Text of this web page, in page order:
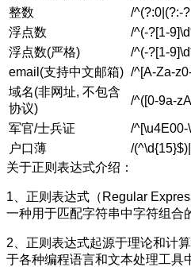
整数
/^(?:0|(?:-
浮点数
/^(-?[1-
浮点数(严格)
/^(-?[1-
email(支持中文邮箱) /^[A-Za-
域名(非网址, 不包含
协议)
/^([0-9a-
军官/士兵证
/^[\u4E00-
户口薄
/
关于正则表达式介绍：
1、正则表达式（Regular
一种用于匹配字符串中字符组合
2、正则表达式起源于理论和计
于各种编程语言和文本处理工具